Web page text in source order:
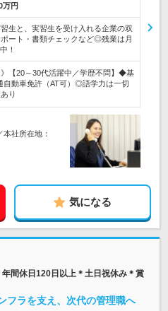
万円
生と、実習生を受け入れる企業の双
ート・書類チェックなど◎残業は月
！
》【20～30代活躍中／学歴不問】◆基
自動車免許（AT可）◎語学力は一切
り
社所在地：
気になる
間休日120日以上＊土日祝休み＊賞
フラを支え、次代の管理職へ